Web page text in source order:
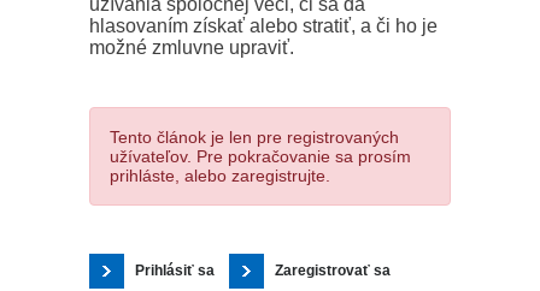
hlasovaním získať alebo stratiť, a či ho je
možné zmluvne upraviť.
Tento článok je len pre registrovaných
užívateľov. Pre pokračovanie sa prosím
prihláste, alebo zaregistrujte.
Prihlásiť sa Zaregistrovať sa